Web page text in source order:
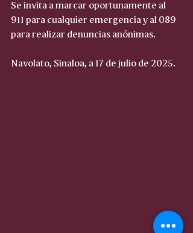
Se invita a marcar oportunamente al
911 para cualquier emergencia y al 089
para realizar denuncias anónimas.
Navolato, Sinaloa, a 17 de julio de 2025.